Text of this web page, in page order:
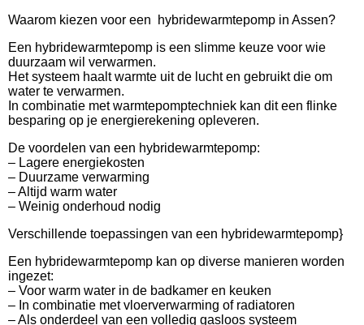
Waarom kiezen voor een hybridewarmtepomp in Assen?
Een hybridewarmtepomp is een slimme keuze voor wie
duurzaam wil verwarmen.
Het systeem haalt warmte uit de lucht en gebruikt die om
water te verwarmen.
In combinatie met warmtepomptechniek kan dit een flinke
besparing op je energierekening opleveren.
De voordelen van een hybridewarmtepomp:
– Lagere energiekosten
– Duurzame verwarming
– Altijd warm water
– Weinig onderhoud nodig
Verschillende toepassingen van een hybridewarmtepomp}
Een hybridewarmtepomp kan op diverse manieren worden
ingezet:
– Voor warm water in de badkamer en keuken
– In combinatie met vloerverwarming of radiatoren
– Als onderdeel van een volledig gasloos systeem